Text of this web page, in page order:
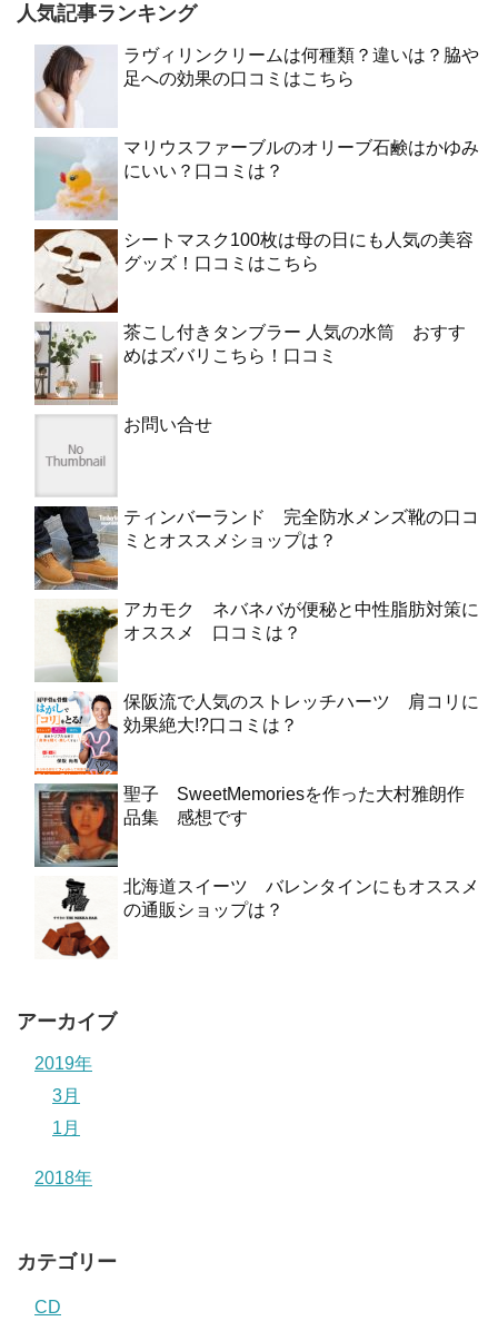
人気記事ランキング
ラヴィリンクリームは何種類？違いは？脇や
足への効果の口コミはこちら
マリウスファーブルのオリーブ石鹸はかゆみ
にいい？口コミは？
シートマスク100枚は母の日にも人気の美容
グッズ！口コミはこちら
茶こし付きタンブラー 人気の水筒 おすす
めはズバリこちら！口コミ
お問い合せ
ティンバーランド 完全防水メンズ靴の口コ
ミとオススメショップは？
アカモク ネバネバが便秘と中性脂肪対策に
オススメ 口コミは？
保阪流で人気のストレッチハーツ 肩コリに
効果絶大!?口コミは？
聖子 SweetMemoriesを作った大村雅朗作
品集 感想です
北海道スイーツ バレンタインにもオススメ
の通販ショップは？
アーカイブ
2019年
3月
1月
2018年
カテゴリー
CD